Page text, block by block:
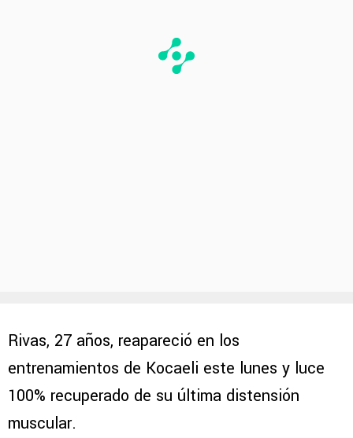
Rivas, 27 años, reapareció en los
entrenamientos de Kocaeli este lunes y luce
100% recuperado de su última distensión
muscular.